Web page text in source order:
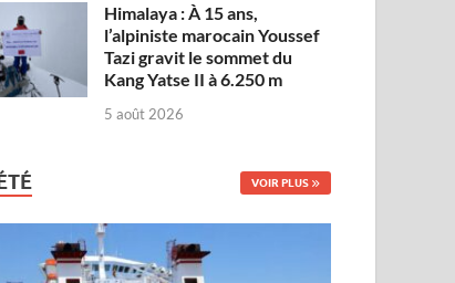
Himalaya : À 15 ans,
l’alpiniste marocain Youssef
Tazi gravit le sommet du
Kang Yatse II à 6.250 m
5 août 2026
VOIR PLUS